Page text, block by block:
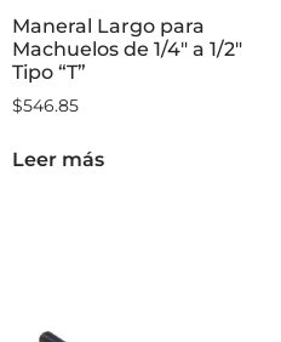
Maneral Largo para
Machuelos de 1/4″ a 1/2″
Tipo “T”
$546.85
Leer más